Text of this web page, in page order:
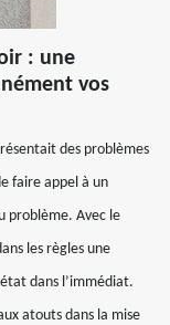
: une
vos
des problèmes
faire appel à un
problème. Avec le
les règles une
dans l’immédiat.
atouts dans la mise